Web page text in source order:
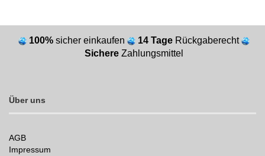
100% sicher einkaufen 14 Tage Rückgaberecht
Sichere Zahlungsmittel
Über uns
AGB
Impressum